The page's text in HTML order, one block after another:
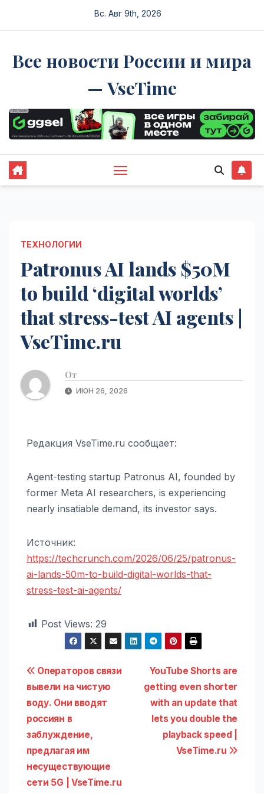
Вс. Авг 9th, 2026
Все новости России и мира
— VseTime
ТЕХНОЛОГИИ
Patronus AI lands $50M
to build ‘digital worlds’
that stress-test AI agents |
VseTime.ru
От
ИЮН 26, 2026
Редакция VseTime.ru сообщает:
Agent-testing startup Patronus AI, founded by
former Meta AI researchers, is experiencing
nearly insatiable demand, its investor says.
Источник:
https://techcrunch.com/2026/06/25/patronus-
ai-lands-50m-to-build-digital-worlds-that-
stress-test-ai-agents/
Post Views: 29
Навигация
по
записям
YouTube Shorts are
getting even shorter
with an update that
lets you double the
playback speed |
VseTime.ru
Операторов связи
вывели на чистую
воду. Они вводят
россиян в
заблуждение,
предлагая им
несуществующие
сети 5G | VseTime.ru